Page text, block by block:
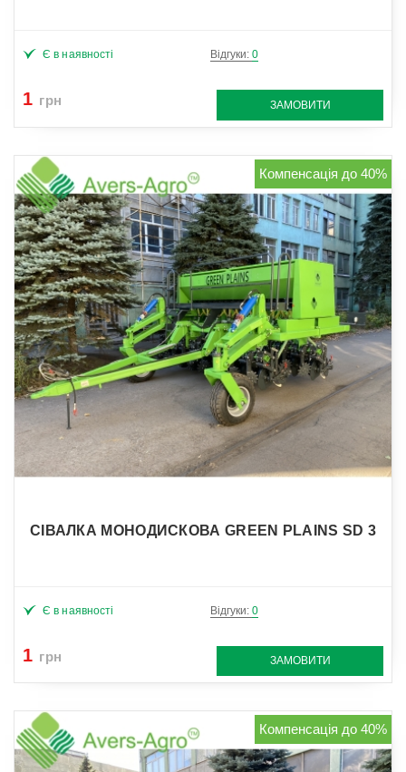
Є в наявності Відгуки: 0
1 грн ЗАМОВИТИ
Компенсація до 40%
СІВАЛКА МОНОДИСКОВА GREEN PLAINS SD 3
Є в наявності Відгуки: 0
1 грн ЗАМОВИТИ
Компенсація до 40%